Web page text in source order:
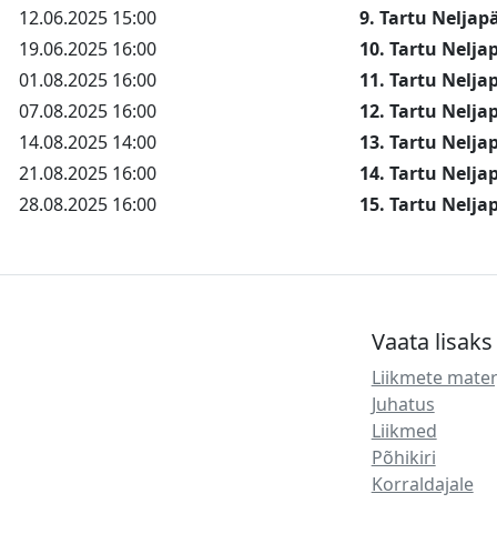
12.06.2025 15:00
9. Tartu
19.06.2025 16:00
10. Tartu
01.08.2025 16:00
11. Tartu
07.08.2025 16:00
12. Tartu
14.08.2025 14:00
13. Tartu
21.08.2025 16:00
14. Tartu
28.08.2025 16:00
15. Tartu
Vaata lisaks
Liikmete
Juhatus
Liikmed
Põhikiri
Korraldajale